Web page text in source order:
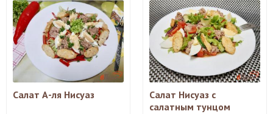
Салат А-ля Нисуаз
Салат Нисуаз с
салатным тунцом